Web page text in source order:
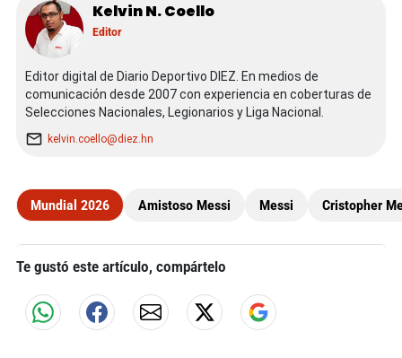
Kelvin N. Coello
Editor
Editor digital de Diario Deportivo DIEZ. En medios de
comunicación desde 2007 con experiencia en coberturas de
Selecciones Nacionales, Legionarios y Liga Nacional.
kelvin.coello@diez.hn
Mundial 2026 Amistoso Messi Messi Cristopher
Te gustó este artículo, compártelo